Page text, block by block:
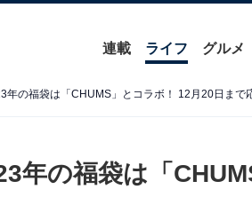
連載 ライフ グルメ
年の福袋は「CHUMS」とコラボ！ 12月20日まで
年の福袋は「